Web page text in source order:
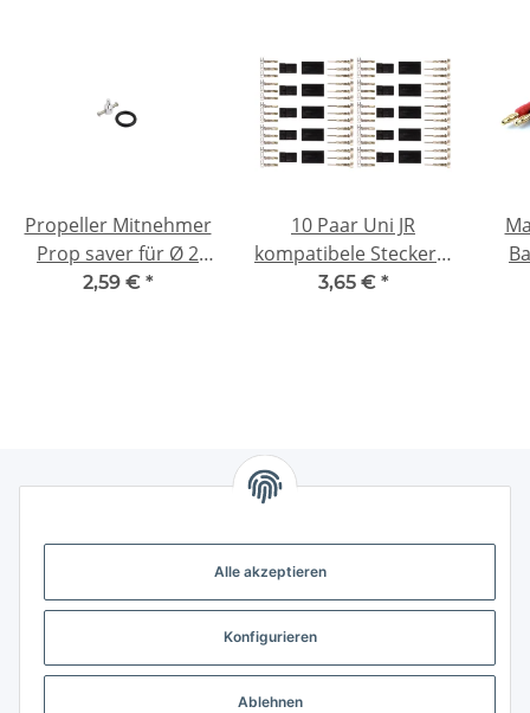
Alle akzeptieren
Konfigurieren
Ablehnen
Propeller Mitnehmer
Prop saver für Ø 2
mm Welle small (
2,59 € *
10 Paar Uni JR
kompatibele Stecker +
Buchse zum crimpen
3,65 € *
Gesetzliche Informationen
Weitere Informationen
Support - Hilfe